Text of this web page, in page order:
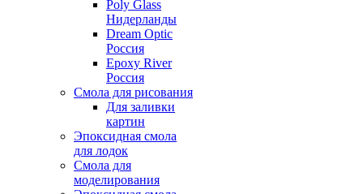
Poly Glass
Нидерланды
Dream Optic
Россия
Epoxy River
Россия
Смола для рисования
Для заливки
картин
Эпоксидная смола
для лодок
Смола для
моделирования